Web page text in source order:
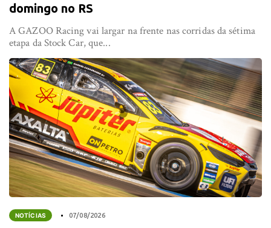
domingo no RS
A GAZOO Racing vai largar na frente nas corridas da sétima
etapa da Stock Car, que...
NOTÍCIAS 07/08/2026